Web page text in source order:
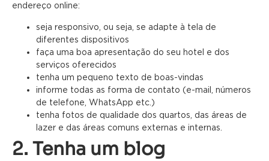
endereço online:
seja responsivo, ou seja, se adapte à tela de
diferentes dispositivos
faça uma boa apresentação do seu hotel e dos
serviços oferecidos
tenha um pequeno texto de boas-vindas
informe todas as forma de contato (e-mail, números
de telefone, WhatsApp etc.)
tenha fotos de qualidade dos quartos, das áreas de
lazer e das áreas comuns externas e internas.
2. Tenha um blog